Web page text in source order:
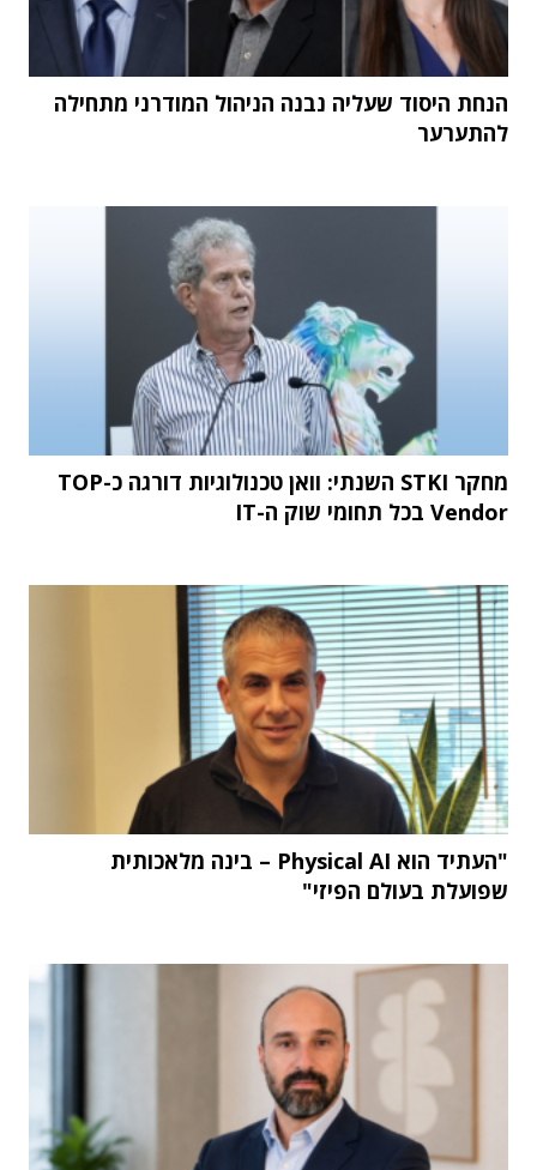
הנחת היסוד שעליה נבנה הניהול המודרני מתחילה
להתערער
מחקר STKI השנתי: וואן טכנולוגיות דורגה כ-TOP
Vendor בכל תחומי שוק ה-IT
"העתיד הוא Physical AI – בינה מלאכותית
שפועלת בעולם הפיזי"